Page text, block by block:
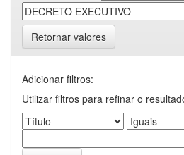
Retornar valores
Adicionar filtros:
Utilizar filtros para refinar o